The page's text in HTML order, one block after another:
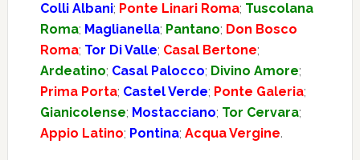
Colli Albani; Ponte Linari Roma; Tuscolana
Roma; Maglianella; Pantano; Don Bosco
Roma; Tor Di Valle; Casal Bertone;
Ardeatino; Casal Palocco; Divino Amore;
Prima Porta; Castel Verde; Ponte Galeria;
Gianicolense; Mostacciano; Tor Cervara;
Appio Latino; Pontina; Acqua Vergine.